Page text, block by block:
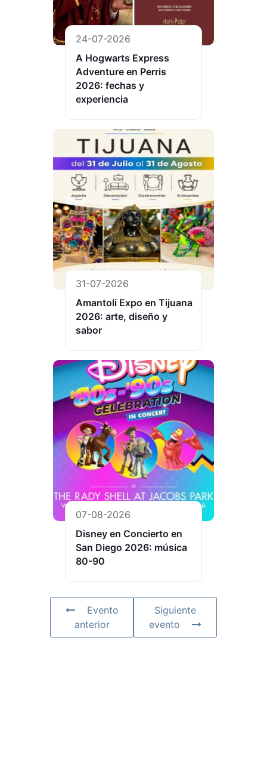
24-07-2026
A Hogwarts Express
Adventure en Perris
2026: fechas y
experiencia
31-07-2026
Amantoli Expo en Tijuana
2026: arte, diseño y
sabor
07-08-2026
Disney en Concierto en
San Diego 2026: música
80-90
Evento
anterior
Siguiente
evento